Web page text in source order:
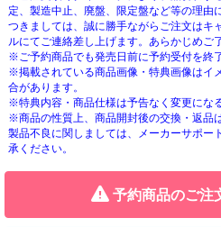
定、製造中止、廃盤、限定盤など等の理由
つきましては、誠に勝手ながらご注文はキ
ルにてご連絡差し上げます。あらかじめご
※ご予約商品でも発売日前に予約受付を終
※掲載されている商品画像・特典画像はイ
合があります。
※特典内容・商品仕様は予告なく変更にな
※商品の性質上、商品開封後の交換・返品
製品不良に関しましては、メーカーサポー
承ください。
予約商品のご注